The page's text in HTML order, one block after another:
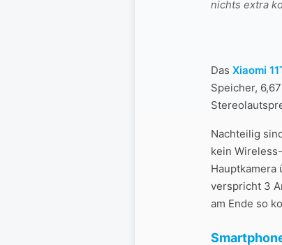
nichts extra
Das Xiaomi
Speicher,
Nachteilig
kein
verspricht 3
am Ende so